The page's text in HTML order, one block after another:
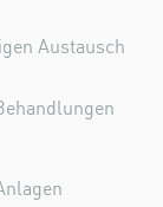
Austausch